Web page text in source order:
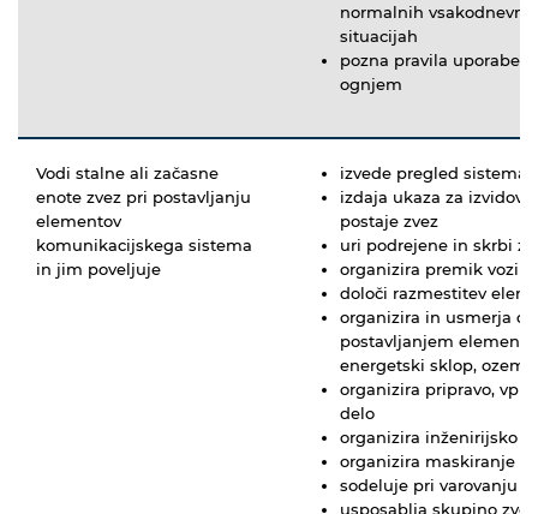
normalnih
situacijah
pozna pravila uporabe
ognjem
Vodi stalne ali začasne
enote zvez pri postavljanju
elementov
komunikacijskega sistema
in jim poveljuje
izvede pregled sistema
izdaja ukaza za
postaje zvez
uri podrejene in skrbi
organizira premik vozil
določi razmestitev
organizira in usmerja
postavljanjem
energetski sklop,
organizira pripravo,
delo
organizira inženirijsko
organizira maskiranje
sodeluje pri varovanju
usposablja skupino zvez